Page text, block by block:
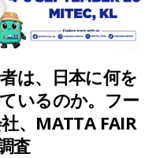
は、日本に何を
いるのか。フー
、MATTA FAIR
査